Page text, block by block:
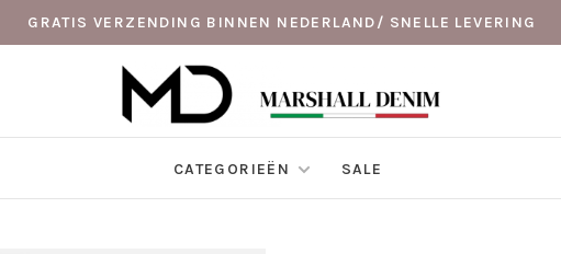
GRATIS VERZENDING BINNEN NEDERLAND/ SNELLE LEVERING
CATEGORIEËN SALE